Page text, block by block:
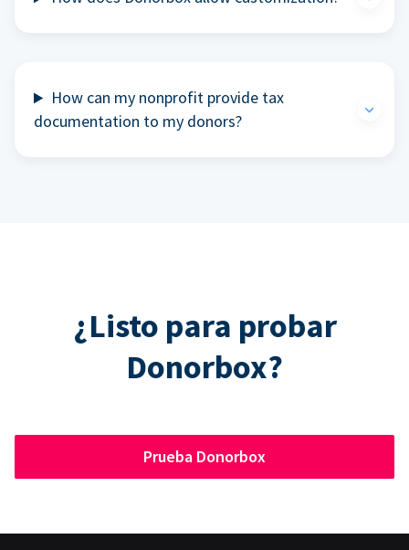
How can my nonprofit provide tax
documentation to my donors?
¿Listo para probar
Donorbox?
Prueba Donorbox